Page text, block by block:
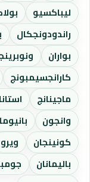
ليباكسيو
راندودونجكال
بواران
كارانجسيمبونج
ماجينانج
وانجون
كونينجان
ويرو
باليمانان